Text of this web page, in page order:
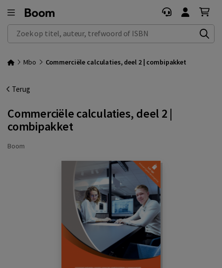
Zoek op titel, auteur, trefwoord of ISBN
Mbo Commerciële calculaties, deel 2 | combipakket
Terug
Commerciële calculaties, deel 2 |
combipakket
Boom